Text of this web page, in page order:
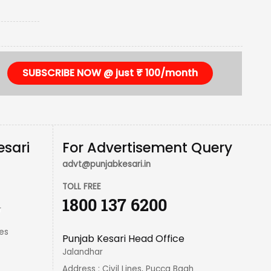
SUBSCRIBE NOW @ just ₹ 100/month
For Advertisement Query
advt@punjabkesari.in
TOLL FREE
1800 137 6200
Punjab Kesari Head Office
Jalandhar